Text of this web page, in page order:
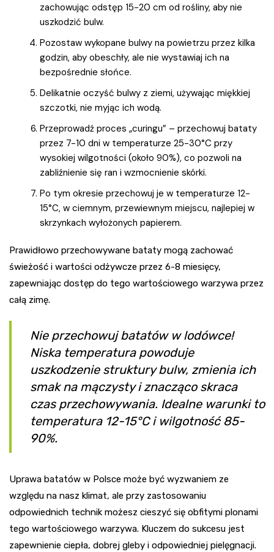
zachowując odstęp 15-20 cm od rośliny, aby nie
uszkodzić bulw.
Pozostaw wykopane bulwy na powietrzu przez kilka
godzin, aby obeschły, ale nie wystawiaj ich na
bezpośrednie słońce.
Delikatnie oczyść bulwy z ziemi, używając miękkiej
szczotki, nie myjąc ich wodą.
Przeprowadź proces „curingu” – przechowuj bataty
przez 7-10 dni w temperaturze 25-30°C przy
wysokiej wilgotności (około 90%), co pozwoli na
zabliźnienie się ran i wzmocnienie skórki.
Po tym okresie przechowuj je w temperaturze 12-
15°C, w ciemnym, przewiewnym miejscu, najlepiej w
skrzynkach wyłożonych papierem.
Prawidłowo przechowywane bataty mogą zachować
świeżość i wartości odżywcze przez 6-8 miesięcy,
zapewniając dostęp do tego wartościowego warzywa przez
całą zimę.
Nie przechowuj batatów w lodówce!
Niska temperatura powoduje
uszkodzenie struktury bulw, zmienia ich
smak na mączysty i znacząco skraca
czas przechowywania. Idealne warunki to
temperatura 12-15°C i wilgotność 85-
90%.
Uprawa batatów w Polsce może być wyzwaniem ze
względu na nasz klimat, ale przy zastosowaniu
odpowiednich technik możesz cieszyć się obfitymi plonami
tego wartościowego warzywa. Kluczem do sukcesu jest
zapewnienie ciepła, dobrej gleby i odpowiedniej pielęgnacji.